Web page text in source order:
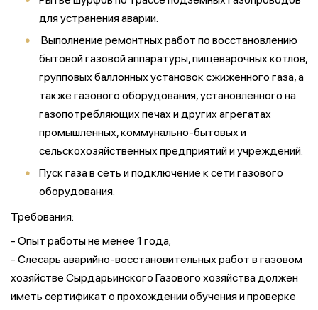
для устранения аварии.
Выполнение ремонтных работ по восстановлению
бытовой газовой аппаратуры, пищеварочных котлов,
групповых баллонных установок сжиженного газа, а
также газового оборудования, установленного на
газопотребляющих печах и других агрегатах
промышленных, коммунально-бытовых и
сельскохозяйственных предприятий и учреждений.
Пуск газа в сеть и подключение к сети газового
оборудования.
Требования:
- Опыт работы не менее 1 года;
- Слесарь аварийно-восстановительных работ в газовом
хозяйстве Сырдарьинского Газового хозяйства должен
иметь сертификат о прохождении обучения и проверке